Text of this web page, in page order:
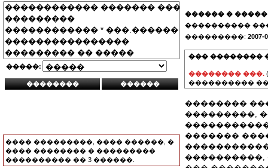
�����:
���� ���������, ���� ������, �
���� �������� � ���������
���������� �� 3 ������.
������ � �����
����������
���������: 2007-
��� ��������
�������� ���.
����������
��������
���������,
�����������
�������
����������,